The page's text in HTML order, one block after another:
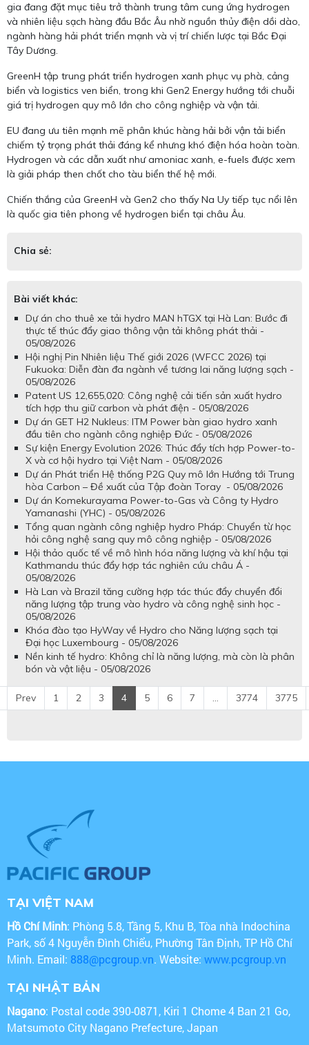
gia đang đặt mục tiêu trở thành trung tâm cung ứng hydrogen
và nhiên liệu sạch hàng đầu Bắc Âu nhờ nguồn thủy điện dồi dào,
ngành hàng hải phát triển mạnh và vị trí chiến lược tại Bắc Đại
Tây Dương.
GreenH tập trung phát triển hydrogen xanh phục vụ phà, cảng
biển và logistics ven biển, trong khi Gen2 Energy hướng tới chuỗi
giá trị hydrogen quy mô lớn cho công nghiệp và vận tải.
EU đang ưu tiên mạnh mẽ phân khúc hàng hải bởi vận tải biển
chiếm tỷ trọng phát thải đáng kể nhưng khó điện hóa hoàn toàn.
Hydrogen và các dẫn xuất như amoniac xanh, e-fuels được xem
là giải pháp then chốt cho tàu biển thế hệ mới.
Chiến thắng của GreenH và Gen2 cho thấy Na Uy tiếp tục nổi lên
là quốc gia tiên phong về hydrogen biển tại châu Âu.
Chia sẻ:
Bài viết khác:
Dự án cho thuê xe tải hydro MAN hTGX tại Hà Lan: Bước đi
thực tế thúc đẩy giao thông vận tải không phát thải -
05/08/2026
Hội nghị Pin Nhiên liệu Thế giới 2026 (WFCC 2026) tại
Fukuoka: Diễn đàn đa ngành về tương lai năng lượng sạch -
05/08/2026
Patent US 12,655,020: Công nghệ cải tiến sản xuất hydro
tích hợp thu giữ carbon và phát điện - 05/08/2026
Dự án GET H2 Nukleus: ITM Power bàn giao hydro xanh
đầu tiên cho ngành công nghiệp Đức - 05/08/2026
Sự kiện Energy Evolution 2026: Thúc đẩy tích hợp Power-to-
X và cơ hội hydro tại Việt Nam - 05/08/2026
Dự án Phát triển Hệ thống P2G Quy mô lớn Hướng tới Trung
hòa Carbon – Đề xuất của Tập đoàn Toray - 05/08/2026
Dự án Komekurayama Power-to-Gas và Công ty Hydro
Yamanashi (YHC) - 05/08/2026
Tổng quan ngành công nghiệp hydro Pháp: Chuyển từ học
hỏi công nghệ sang quy mô công nghiệp - 05/08/2026
Hội thảo quốc tế về mô hình hóa năng lượng và khí hậu tại
Kathmandu thúc đẩy hợp tác nghiên cứu châu Á -
05/08/2026
Hà Lan và Brazil tăng cường hợp tác thúc đẩy chuyển đổi
năng lượng tập trung vào hydro và công nghệ sinh học -
05/08/2026
Khóa đào tạo HyWay về Hydro cho Năng lượng sạch tại
Đại học Luxembourg - 05/08/2026
Nền kinh tế hydro: Không chỉ là năng lượng, mà còn là phân
bón và vật liệu - 05/08/2026
Prev 1 2 3 4 5 6 7 ... 3774 3775
TẠI VIỆT NAM
Hồ Chí Minh: Phòng 5.8, Tầng 5, Khu B, Tòa nhà Indochina
Park, số 4 Nguyễn Đình Chiểu, Phường Tân Định, TP Hồ Chí
Minh. Email: 888@pcgroup.vn. Website: www.pcgroup.vn
TẠI NHẬT BẢN
Nagano: Postal code 390-0871, Kiri 1 Chome 4 Ban 21 Go,
Matsumoto City Nagano Prefecture, Japan